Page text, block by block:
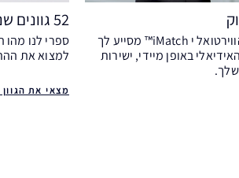
מומחה הגוונים הווירטואל י iMatch™ מסייע לך
באופן מיידי, ישירות
52 גוונים שנוצרו עבורך
ספרי לנו מהו
למצוא את
מצאי את